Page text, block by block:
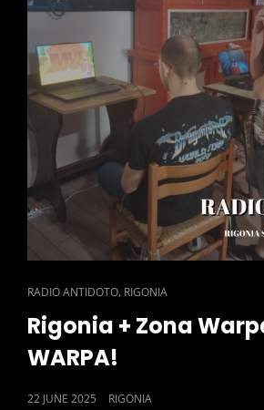
CAT
LINKS
RADIO ANTIDOTO, RIGONIA
Rigonia + Zona
WARPA!
POSTED
22 JUNE 2025 RIGONIA